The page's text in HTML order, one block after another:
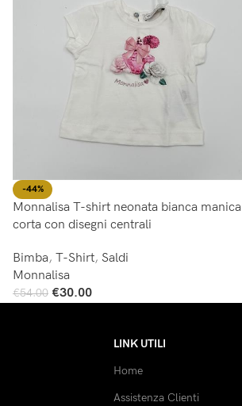
-44%
Monnalisa T-shirt neonata bianca manica
corta con disegni centrali
Bimba, T-Shirt, Saldi
Monnalisa
€54.00 €30.00
LINK UTILI
Home
Assistenza Clienti